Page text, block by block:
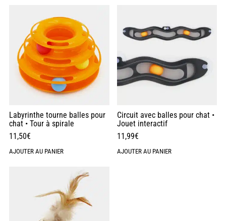
Labyrinthe tourne balles pour
chat • Tour à spirale
11,50€
AJOUTER AU PANIER
Circuit avec balles pour chat •
Jouet interactif
11,99€
AJOUTER AU PANIER